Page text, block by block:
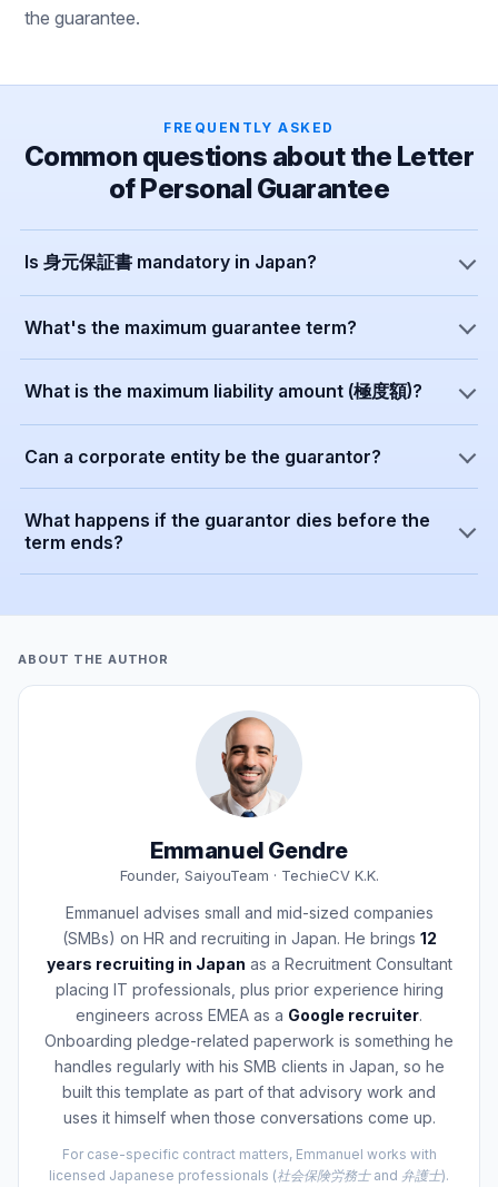
the guarantee.
FREQUENTLY ASKED
Common questions about the Letter
of Personal Guarantee
Is 身元保証書 mandatory in Japan?
What's the maximum guarantee term?
What is the maximum liability amount (極度額)?
Can a corporate entity be the guarantor?
What happens if the guarantor dies before the
term ends?
ABOUT THE AUTHOR
Emmanuel Gendre
Founder, SaiyouTeam · TechieCV K.K.
Emmanuel advises small and mid-sized companies
(SMBs) on HR and recruiting in Japan. He brings 12
years recruiting in Japan as a Recruitment Consultant
placing IT professionals, plus prior experience hiring
engineers across EMEA as a Google recruiter.
Onboarding pledge-related paperwork is something he
handles regularly with his SMB clients in Japan, so he
built this template as part of that advisory work and
uses it himself when those conversations come up.
For case-specific contract matters, Emmanuel works with
licensed Japanese professionals (社会保険労務士 and 弁護士).